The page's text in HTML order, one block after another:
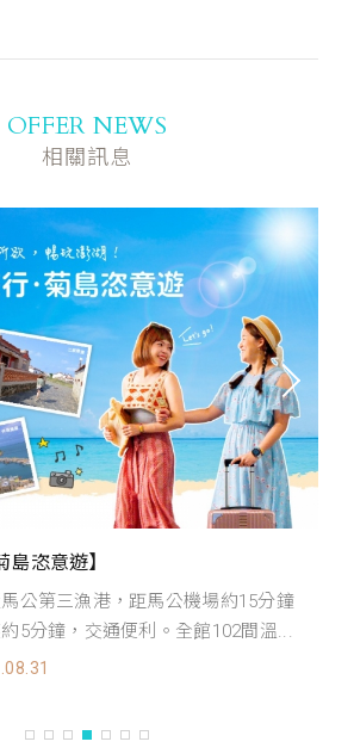
OFFER NEWS
相關訊息
島恣意遊】
公第三漁港，距馬公機場約15分鐘
5分鐘，交通便利。全館102間溫...